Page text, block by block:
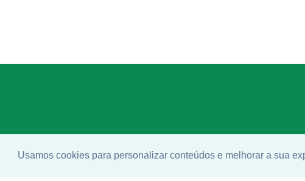
Usamos cookies para personalizar conteúdos e melhorar a sua